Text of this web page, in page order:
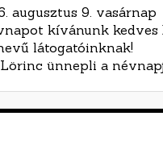
augusztus 9. vasárnap
kívánunk kedves
látogatóinknak!
ünnepli a